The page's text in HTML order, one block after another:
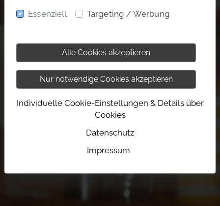
Essenziell Targeting / Werbung
Alle Cookies akzeptieren
Nur notwendige Cookies akzeptieren
Individuelle Cookie-Einstellungen & Details über
Cookies
Datenschutz
Impressum